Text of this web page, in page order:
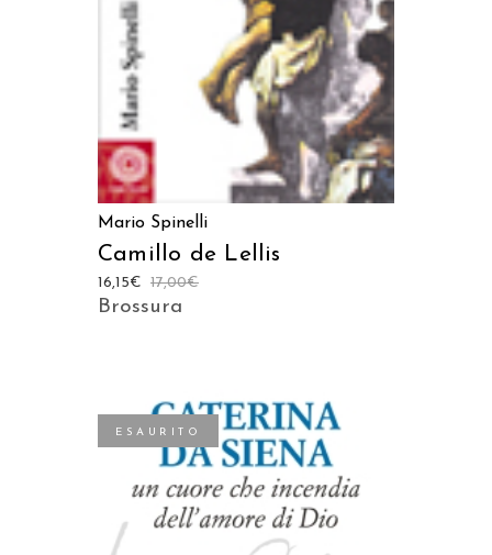
Mario Spinelli
Camillo de Lellis
17,00€
16,15€
Brossura
ESAURITO